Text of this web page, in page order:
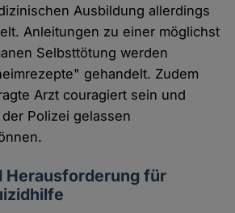
Ausbildung allerdings
Anleitungen zu einer möglichst
Selbsttötung werden
gehandelt. Zudem
Arzt couragiert sein und
Polizei gelassen
Herausforderung für